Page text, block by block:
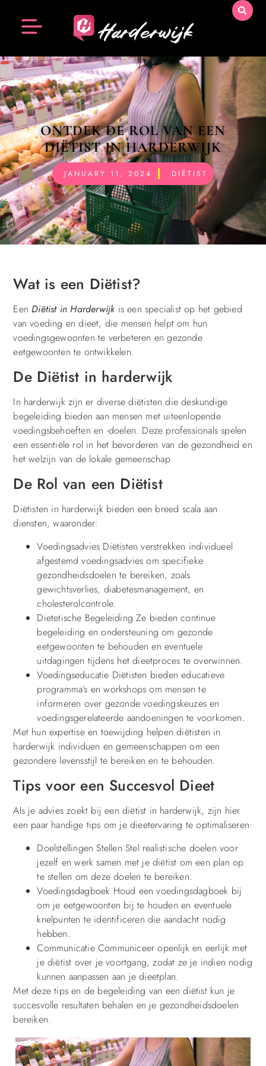
ONTDEK DE ROL VAN EEN
DIËTIST IN HARDERWIJK
JANUARY 11, 2024 DIËTIST
Wat is een Diëtist?
Een Diëtist in Harderwijk is een specialist op het gebied
van voeding en dieet, die mensen helpt om hun
voedingsgewoonten te verbeteren en gezonde
eetgewoonten te ontwikkelen.
De Diëtist in harderwijk
In harderwijk zijn er diverse diëtisten die deskundige
begeleiding bieden aan mensen met uiteenlopende
voedingsbehoeften en -doelen. Deze professionals spelen
een essentiële rol in het bevorderen van de gezondheid en
het welzijn van de lokale gemeenschap.
De Rol van een Diëtist
Diëtisten in harderwijk bieden een breed scala aan
diensten, waaronder:
Voedingsadvies Diëtisten verstrekken individueel
afgestemd voedingsadvies om specifieke
gezondheidsdoelen te bereiken, zoals
gewichtsverlies, diabetesmanagement, en
cholesterolcontrole.
Dietetische Begeleiding Ze bieden continue
begeleiding en ondersteuning om gezonde
eetgewoonten te behouden en eventuele
uitdagingen tijdens het dieetproces te overwinnen.
Voedingseducatie Diëtisten bieden educatieve
programma’s en workshops om mensen te
informeren over gezonde voedingskeuzes en
voedingsgerelateerde aandoeningen te voorkomen.
Met hun expertise en toewijding helpen diëtisten in
harderwijk individuen en gemeenschappen om een
gezondere levensstijl te bereiken en te behouden.
Tips voor een Succesvol Dieet
Als je advies zoekt bij een diëtist in harderwijk, zijn hier
een paar handige tips om je dieetervaring te optimaliseren:
Doelstellingen Stellen Stel realistische doelen voor
jezelf en werk samen met je diëtist om een plan op
te stellen om deze doelen te bereiken.
Voedingsdagboek Houd een voedingsdagboek bij
om je eetgewoonten bij te houden en eventuele
knelpunten te identificeren die aandacht nodig
hebben.
Communicatie Communiceer openlijk en eerlijk met
je diëtist over je voortgang, zodat ze je indien nodig
kunnen aanpassen aan je dieetplan.
Met deze tips en de begeleiding van een diëtist kun je
succesvolle resultaten behalen en je gezondheidsdoelen
bereiken.